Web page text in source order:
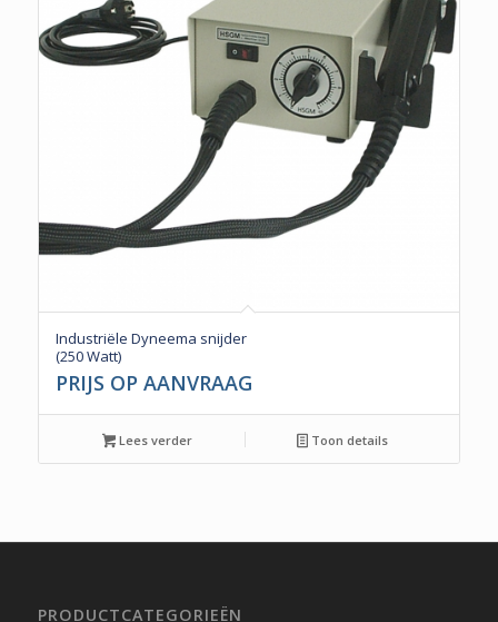
Industriële Dyneema snijder
(250 Watt)
PRIJS OP AANVRAAG
Lees verder Toon details
PRODUCTCATEGORIEËN